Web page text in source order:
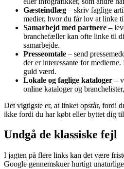
Gæsteindlæg – skriv faglige
medier, hvor du får lov at linke
Samarbejd med partnere –
branchefæller kan ofte linke til
samarbejde.
Presseomtale – send
der er interessante for
guld værd.
Lokale og faglige kataloger –
online kataloger og
Det vigtigste er, at linket opstår, fordi
ikke fordi du har købt eller byttet dig
Undgå de klassiske fejl
I jagten på flere links kan det være
Google gennemskuer hurtigt